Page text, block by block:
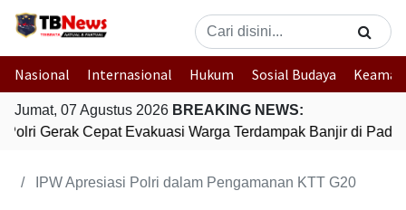
Nasional Internasional Hukum Sosial Budaya
Jumat, 07 Agustus 2026 BREAKING NEWS:
Gerak Cepat Evakuasi Warga Terdampak Banjir di
IPW Apresiasi Polri dalam Pengamanan KTT G20